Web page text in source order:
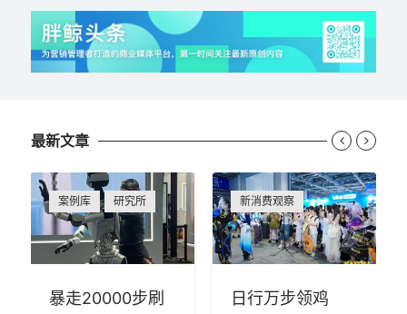
最新文章
案例库 研究所
暴走20000步刷
新消费观察
日行万步领鸡
 